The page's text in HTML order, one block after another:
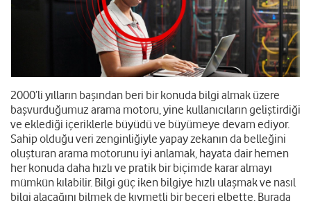
2000’li yılların başından beri bir konuda bilgi almak üzere
başvurduğumuz arama motoru, yine kullanıcıların geliştirdiği
ve eklediği içeriklerle büyüdü ve büyümeye devam ediyor.
Sahip olduğu veri zenginliğiyle yapay zekanın da belleğini
oluşturan arama motorunu iyi anlamak, hayata dair hemen
her konuda daha hızlı ve pratik bir biçimde karar almayı
mümkün kılabilir. Bilgi güç iken bilgiye hızlı ulaşmak ve nasıl
bilgi alacağını bilmek de kıymetli bir beceri elbette. Burada